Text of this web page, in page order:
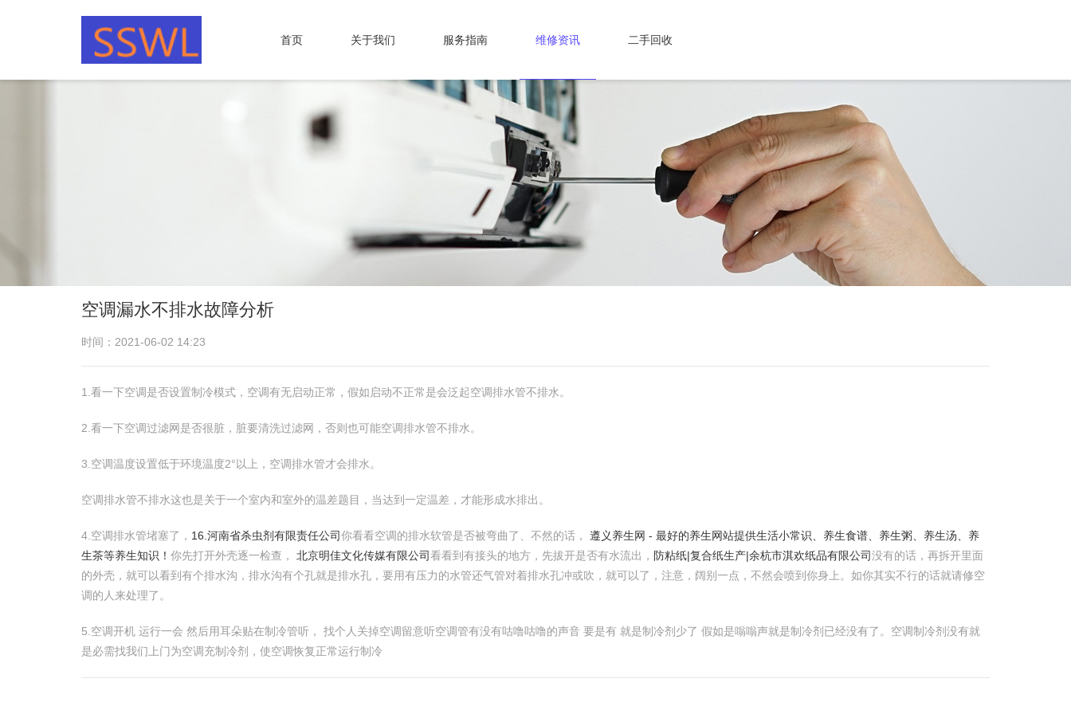
首页 关于我们 服务指南 维修资讯 二手回收
空调漏水不排水故障分析
时间：2021-06-02 14:23
1.看一下空调是否设置制冷模式，空调有无启动正常，假如启动不正常是会泛起空调排水管不排水。
2.看一下空调过滤网是否很脏，脏要清洗过滤网，否则也可能空调排水管不排水。
3.空调温度设置低于环境温度2°以上，空调排水管才会排水。
空调排水管不排水这也是关于一个室内和室外的温差题目，当达到一定温差，才能形成水排出。
4.空调排水管堵塞了， 16.河南省杀虫剂有限责任公司你看看空调的排水软管是否被弯曲了、不然的话， 遵义养生网 - 最好的养生网站提供生活小常识、养生食谱、养生粥、养生汤、养
生茶等养生知识！ 你先打开外壳逐一检查， 北京明佳文化传媒有限公司看看到有接头的地方，先拔开是否有水流出， 防粘纸|复合纸生产|余杭市淇欢纸品有限公司没有的话，再拆开里面
的外壳，就可以看到有个排水沟，排水沟有个孔就是排水孔，要用有压力的水管还气管对着排水孔冲或吹，就可以了，注意，阔别一点，不然会喷到你身上。如你其实不行的话就请修空
调的人来处理了。
5.空调开机 运行一会 然后用耳朵贴在制冷管听， 找个人关掉空调留意听空调管有没有咕噜咕噜的声音 要是有 就是制冷剂少了 假如是嗡嗡声就是制冷剂已经没有了。空调制冷剂没有就
是必需找我们上门为空调充制冷剂，使空调恢复正常运行制冷